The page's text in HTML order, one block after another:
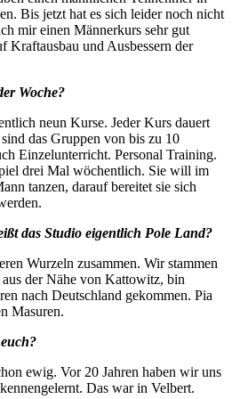
Bis jetzt hat es sich leider noch nicht
mir einen Männerkurs sehr gut
Kraftausbau und Ausbessern der
Woche?
neun Kurse. Jeder Kurs dauert
das Gruppen von bis zu 10
Einzelunterricht. Personal Training.
drei Mal wöchentlich. Sie will im
tanzen, darauf bereitet sie sich
das Studio eigentlich Pole Land?
Wurzeln zusammen. Wir stammen
der Nähe von Kattowitz, bin
nach Deutschland gekommen. Pia
Masuren.
ewig. Vor 20 Jahren haben wir uns
Das war in Velbert.